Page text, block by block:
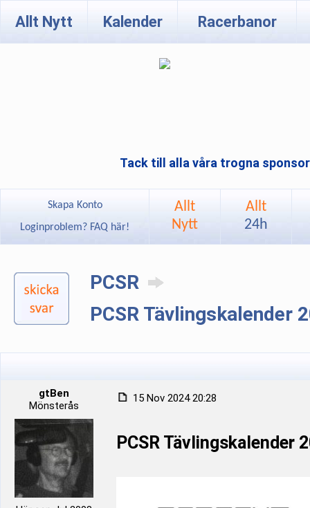
Allt Nytt Kalender Racerbanor
Tack till alla våra trogna
Skapa Konto
Loginproblem? FAQ här!
Allt
Nytt
Allt
24h
PCSR
PCSR Tävlingskalender
gtBen
Mönsterås
15 Nov 2024 20:28
PCSR Tävlingskalender